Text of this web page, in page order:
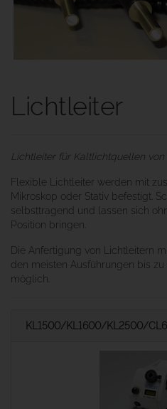
Lichtleiter
Lichtleiter für Kaltlichtquellen von
Flexible Lichtleiter werden mit
Mikroskop oder Stativ befestigt.
selbsttragend und lassen sich
Position bringen.
Die Anfertigung von Lichtleitern
den meisten Ausführungen bis
möglich.
KL1500/KL1600/KL2500/